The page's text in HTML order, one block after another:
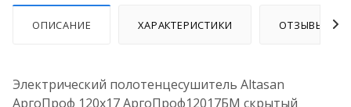
ОПИСАНИЕ ХАРАКТЕРИСТИКИ ОТЗЫВЫ
Электрический полотенцесушитель Altasan
АргоПроф 120х17 АргоПроф12017БМ скрытый